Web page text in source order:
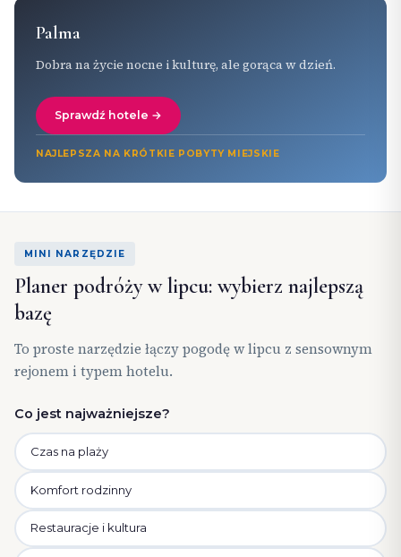
Palma
Dobra na życie nocne i kulturę, ale gorąca w dzień.
Sprawdź hotele →
NAJLEPSZA NA KRÓTKIE POBYTY MIEJSKIE
MINI NARZĘDZIE
Planer podróży w lipcu: wybierz najlepszą
bazę
To proste narzędzie łączy pogodę w lipcu z sensownym
rejonem i typem hotelu.
Co jest najważniejsze?
Czas na plaży
Komfort rodzinny
Restauracje i kultura